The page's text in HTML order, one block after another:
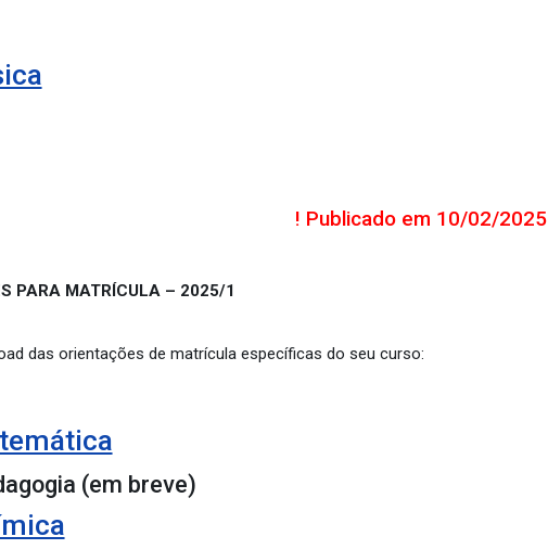
! Publicado em 10/02/2025
PARA MATRÍCULA – 2025/1
das orientações de matrícula específicas do seu curso:
(em breve)